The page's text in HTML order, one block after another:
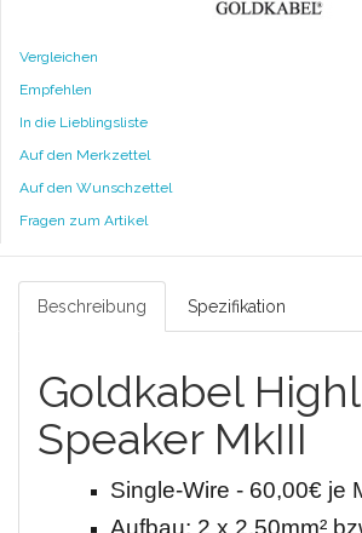
Vergleichen
Empfehlen
In die Lieblingsliste
Auf den Merkzettel
Auf den Wunschzettel
Fragen zum Artikel
Beschreibung Spezifikation
Goldkabel
Speaker MkIII
Single-Wire - 60,00€ je